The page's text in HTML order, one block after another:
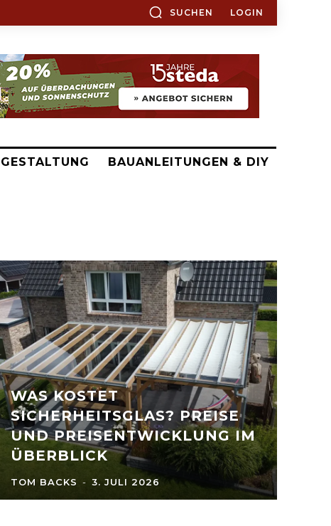
SUCHEN LOGIN
BAUANLEITUNGEN & DIY
WAS KOSTET
SICHERHEITSGLAS? PREISE
UND PREISENTWICKLUNG IM
ÜBERBLICK
TOM BACKS - 3. JULI 2026